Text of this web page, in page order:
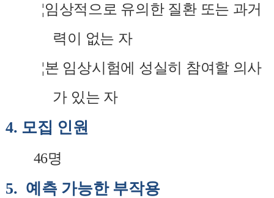
¦임상적으로 유의한 질환 또는 과거
력이 없는 자
¦본 임상시험에 성실히 참여할 의사
가 있는 자
4. 모집 인원
46명
5. 예측 가능한 부작용